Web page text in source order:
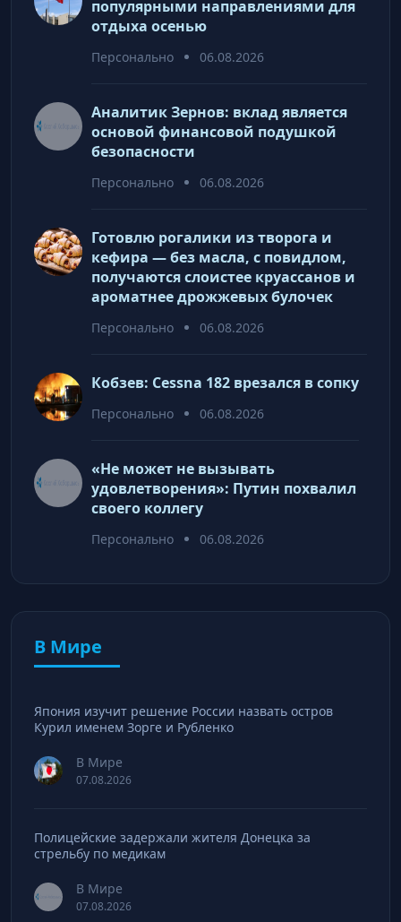
популярными направлениями для
отдыха осенью
Персонально 06.08.2026
Аналитик Зернов: вклад является
основой финансовой подушкой
безопасности
Персонально 06.08.2026
Готовлю рогалики из творога и
кефира — без масла, с повидлом,
получаются слоистее круассанов и
ароматнее дрожжевых булочек
Персонально 06.08.2026
Кобзев: Cessna 182 врезался в сопку
Персонально 06.08.2026
«Не может не вызывать
удовлетворения»: Путин похвалил
своего коллегу
Персонально 06.08.2026
В Мире
Япония изучит решение России назвать остров
Курил именем Зорге и Рубленко
В Мире
07.08.2026
Полицейские задержали жителя Донецка за
стрельбу по медикам
В Мире
07.08.2026